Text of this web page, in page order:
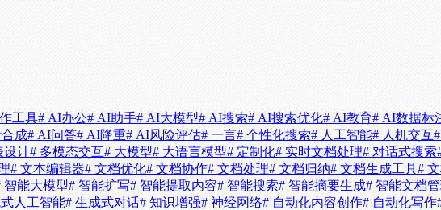
工具# AI办公# AI助手# AI大模型# AI搜索# AI搜索优化# AI教育# AI数据标
成# AI问答# AI降重# AI风险评估# 一言# 个性化搜索# 人工智能# 人机交互
设计# 多模态交互# 大模型# 大语言模型# 定制化# 实时文档处理# 对话式搜索
# 文本编辑器# 文档优化# 文档协作# 文档处理# 文档归纳# 文档生成工具#
智能大模型# 智能扩写# 智能提取内容# 智能搜索# 智能摘要生成# 智能文档
人工智能# 生成式对话# 知识增强# 神经网络# 自动化内容创作# 自动化写作